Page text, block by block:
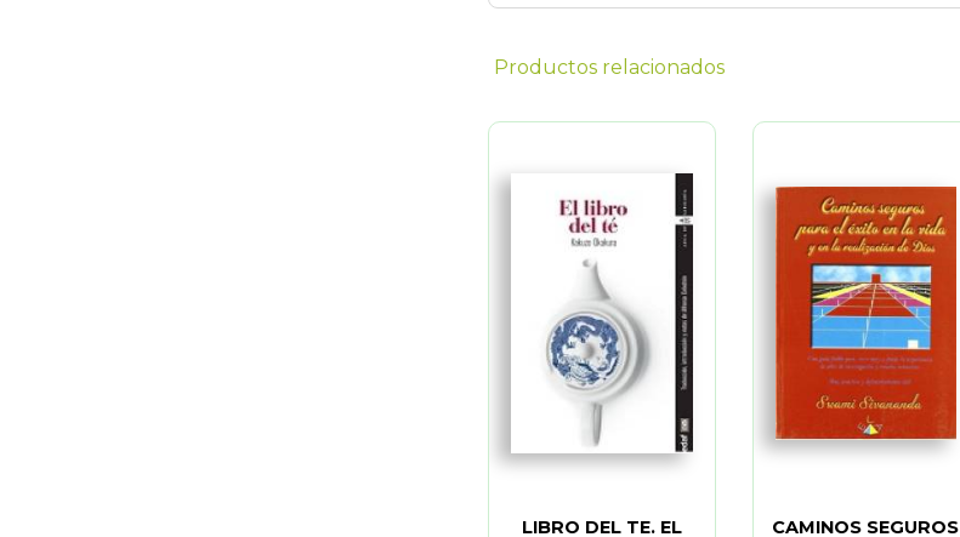
Productos relacionados
LIBRO DEL TE. EL
CAMINOS SEGUROS